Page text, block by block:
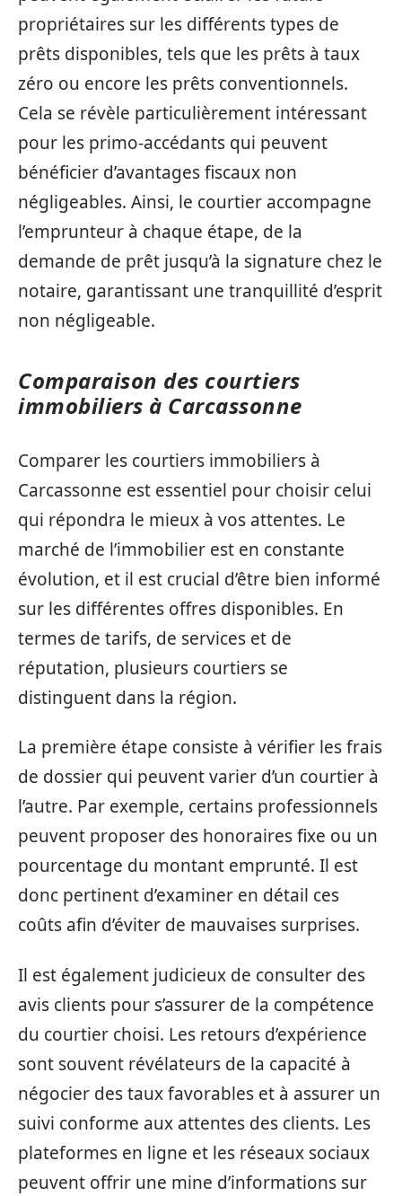
propriétaires sur les différents types de
prêts disponibles, tels que les prêts à taux
zéro ou encore les prêts conventionnels.
Cela se révèle particulièrement intéressant
pour les primo-accédants qui peuvent
bénéficier d’avantages fiscaux non
négligeables. Ainsi, le courtier accompagne
l’emprunteur à chaque étape, de la
demande de prêt jusqu’à la signature chez le
notaire, garantissant une tranquillité d’esprit
non négligeable.
Comparaison des courtiers
immobiliers à Carcassonne
Comparer les courtiers immobiliers à
Carcassonne est essentiel pour choisir celui
qui répondra le mieux à vos attentes. Le
marché de l’immobilier est en constante
évolution, et il est crucial d’être bien informé
sur les différentes offres disponibles. En
termes de tarifs, de services et de
réputation, plusieurs courtiers se
distinguent dans la région.
La première étape consiste à vérifier les frais
de dossier qui peuvent varier d’un courtier à
l’autre. Par exemple, certains professionnels
peuvent proposer des honoraires fixe ou un
pourcentage du montant emprunté. Il est
donc pertinent d’examiner en détail ces
coûts afin d’éviter de mauvaises surprises.
Il est également judicieux de consulter des
avis clients pour s’assurer de la compétence
du courtier choisi. Les retours d’expérience
sont souvent révélateurs de la capacité à
négocier des taux favorables et à assurer un
suivi conforme aux attentes des clients. Les
plateformes en ligne et les réseaux sociaux
peuvent offrir une mine d’informations sur